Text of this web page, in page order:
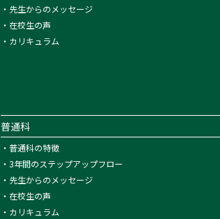
・ 先生からのメッセージ
・ 在校生の声
・ カリキュラム
普通科
・ 普通科の特徴
・ 3年間のステップアップフロー
・ 先生からのメッセージ
・ 在校生の声
・ カリキュラム